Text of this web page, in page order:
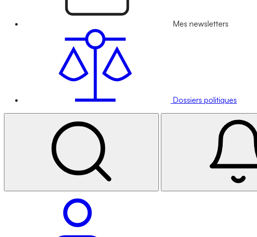
Mes newsletters
Dossiers politiques